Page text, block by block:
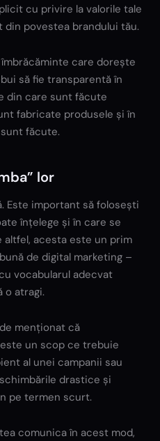
cu privire la valorile tale
din povestea brandului tău.
care dorește
să fie transparentă în
din care sunt făcute
fabricate produsele și în
făcute.
lor
Este important să folosești
înțelege și în care se
altfel, acesta este un prim
de digital marketing –
vocabularul adecvat
o atragi.
menționat că
un scop ce trebuie
al unei campanii sau
drastice și
pe termen scurt.
comunica în acest mod,